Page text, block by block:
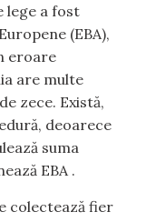
lege a fost
(EBA),
eroare
are multe
zece. Există,
deoarece
ază suma
EBA.
colectează fier